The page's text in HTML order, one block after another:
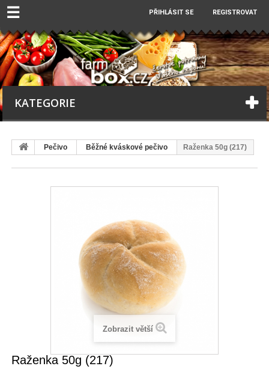
☰ PŘIHLÁSIT SE REGISTROVAT
KATEGORIE
Pečivo Běžné kváskové pečivo Raženka 50g (217)
Zobrazit větší
Raženka 50g (217)